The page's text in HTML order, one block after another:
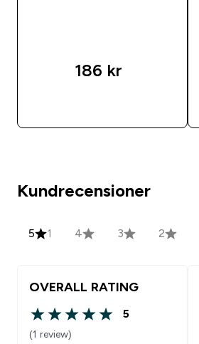
186 kr‎
Kundrecensioner
5 1 4 3 2
OVERALL RATING
5 out of 5 stars
5
(1 review)